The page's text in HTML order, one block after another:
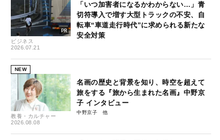
ビジネス
2026.07.21
「いつ加害者になるかわからない…」青
切符導入で増す大型トラックの不安、自
転車“車道走行時代”に求められる新たな
安全対策
NEW
教養・カルチャー
2026.08.08
名画の歴史と背景を知り、時空を超えて
旅をする『旅から生まれた名画』中野京
子 インタビュー
中野京子